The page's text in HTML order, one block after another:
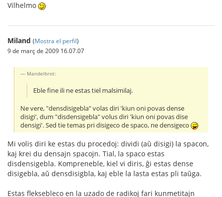
Vilhelmo
Miland (Mostra el perfil)
9 de març de 2009 16.07.07
Mandelbrot:
Eble fine ili ne estas tiel malsimilaj.
Ne vere, "densdisigebla" volas diri 'kiun oni povas dense
disigi', dum "disdensigebla" volus diri 'kiun oni povas dise
densigi'. Sed tie temas pri disigeco de spaco, ne densigeco
Mi volis diri ke estas du procedoj: dividi (aŭ disigi) la spacon,
kaj krei du densajn spacojn. Tial, la spaco estas
disdensigebla. Kompreneble, kiel vi diris, ĝi estas dense
disigebla, aŭ densdisigbla, kaj eble la lasta estas pli taŭga.
Estas fleksebleco en la uzado de radikoj fari kunmetitajn